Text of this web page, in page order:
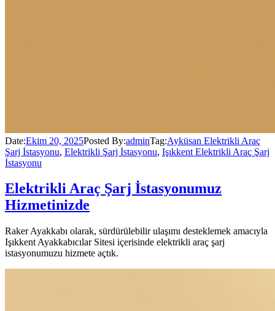
Date:Ekim 20, 2025Posted By:adminTag:Ayküsan Elektrikli Araç
Şarj İstasyonu, Elektrikli Şarj İstasyonu, Işıkkent Elektrikli Araç Şarj
İstasyonu
Elektrikli Araç Şarj İstasyonumuz
Hizmetinizde
Raker Ayakkabı olarak, sürdürülebilir ulaşımı desteklemek amacıyla
Işıkkent Ayakkabıcılar Sitesi içerisinde elektrikli araç şarj
istasyonumuzu hizmete açtık.